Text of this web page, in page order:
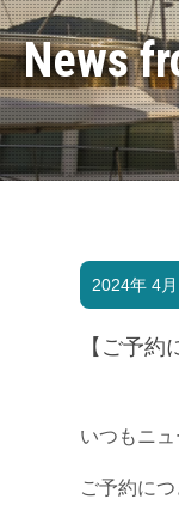
News
2024年 4
【ご予約
いつもニ
ご予約に